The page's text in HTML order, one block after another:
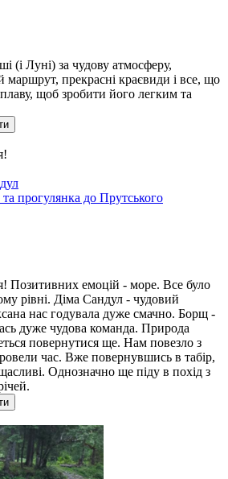
(і Луні) за чудову атмосферу,
прекрасні краєвиди і все, що
щоб зробити його легким та
прогулянка до Прутського
Позитивних емоцій - море. Все було
рівні. Діма Сандул - чудовий
нас годувала дуже смачно. Борщ -
дуже чудова команда. Природа
повернутися ще. Нам повезло з
час. Вже повернувшись в табір,
Однозначно ще піду в похід з